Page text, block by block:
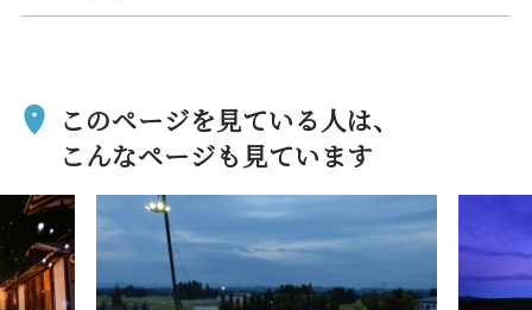
このページを見ている人は、
こんなページも見ています